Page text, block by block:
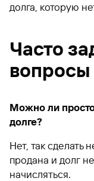
долга, которую
Часто
вопросы
Можно ли просто
долге?
Нет, так сделать
продана и долг
начисляться.